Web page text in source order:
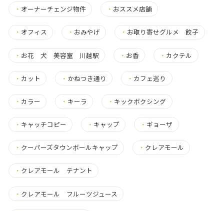
・ オーナーチェンジ物件 ・ おススメ店舗
・ オフィス ・ おみやげ ・ お取り寄せグルメ 餃子
・ お花 犬 美容室 川越駅 ・ お香 ・ カクテル
・ カット ・ かねつき通り ・ カフェ巡り
・ カラー ・ キーラ ・ キックボクシング
・ キャッチコピー ・ キャップ ・ ギョーザ
・ クーパーズタウンボールキャップ ・ クレアモール
・ クレアモール テナント
・ クレアモール フルーツジュース